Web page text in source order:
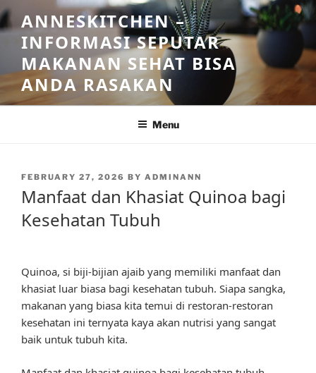
Skip
to
content
ANNESKITCHEN –
INFORMASI SEPUTAR
MAKANAN SEHAT BISA
ANDA RASAKAN
Menu
POSTED
FEBRUARY 27, 2026 BY ADMINANN
Manfaat dan Khasiat Quinoa bagi
Kesehatan Tubuh
Quinoa, si biji-bijian ajaib yang memiliki manfaat dan
khasiat luar biasa bagi kesehatan tubuh. Siapa sangka,
makanan yang biasa kita temui di restoran-restoran
kesehatan ini ternyata kaya akan nutrisi yang sangat
baik untuk tubuh kita.